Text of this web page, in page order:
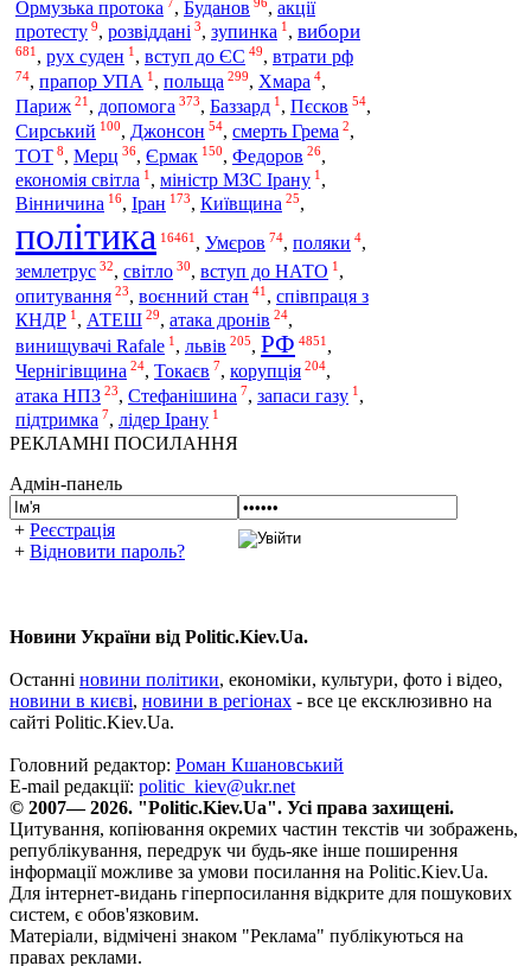
Ормузька протока
, Буданов , акції
протесту 9, розвіддані 3, зупинка 1 , вибори
681 , рух суден 1 , вступ до ЄС 49, втрати рф
74, прапор УПА 1 , польща 299, Хмара 4,
Париж 21 , допомога 373, Баззард 1 , Пєсков 54,
Сирський 100, Джонсон 54, смерть Грема 2,
ТОТ 8, Мерц 36, Єрмак 150, Федоров 26,
економія світла 1 , міністр МЗС Ірану 1 ,
Вінничина 16, Іран 173, Київщина 25,
політика 16461 , Умєров 74, поляки 4,
землетрус 32, світло 30, вступ до НАТО 1,
опитування 23, воєнний стан 41 , співпраця з
КНДР 1 , АТЕШ 29, атака дронів 24,
винищувачі Rafale 1 , львів 205, РФ 4851 ,
Чернігівщина 24, Токаєв 7, корупція 204,
атака НПЗ 23, Стефанішина 7, запаси газу 1 ,
підтримка 7, лідер Ірану 1
РЕКЛАМНІ ПОСИЛАННЯ
Адмін-панель
+ Реєстрація
+ Відновити пароль?
Новини України від Politic.Kiev.Ua.
Останні новини політики, економіки, культури, фото і відео,
новини в києві, новини в регіонах - все це ексклюзивно на
сайті Politic.Kiev.Ua.
Головний редактор: Роман Кшановський
E-mail редакції: politic_kiev@ukr.net
© 2007— 2026. "Politic.Kiev.Ua". Усі права захищені.
Цитування, копіювання окремих частин текстів чи зображень,
републікування, передрук чи будь-яке інше поширення
інформації можливе за умови посилання на Politic.Kiev.Ua.
Для інтернет-видань гіперпосилання відкрите для пошукових
систем, є обов'язковим.
Матеріали, відмічені знаком "Реклама" публікуються на
правах реклами.